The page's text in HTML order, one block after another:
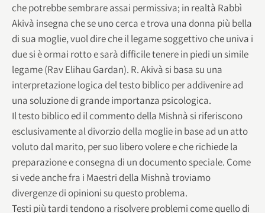
che potrebbe sembrare assai permissiva; in realtà Rabbì
Akivà insegna che se uno cerca e trova una donna più bella
di sua moglie, vuol dire che il legame soggettivo che univa i
due si è ormai rotto e sarà difficile tenere in piedi un simile
legame (Rav Elihau Gardan). R. Akivà si basa su una
interpretazione logica del testo biblico per addivenire ad
una soluzione di grande importanza psicologica.
Il testo biblico ed il commento della Mishnà si riferiscono
esclusivamente al divorzio della moglie in base ad un atto
voluto dal marito, per suo libero volere e che richiede la
preparazione e consegna di un documento speciale. Come
si vede anche fra i Maestri della Mishnà troviamo
divergenze di opinioni su questo problema.
Testi più tardi tendono a risolvere problemi come quello di